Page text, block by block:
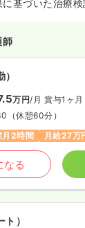
基づいた治療
までの勤務で、
生年金、職員駐
師
万円/月 賞与1ヶ月
（休憩60分）
月2時間 月給27万
なる
）